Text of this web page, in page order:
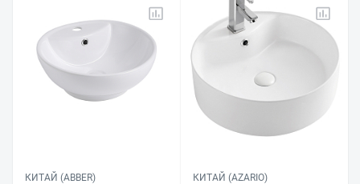
КИТАЙ (ABBER) КИТАЙ (AZARIO)